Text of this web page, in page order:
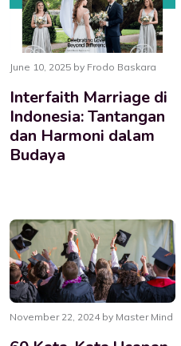
June 10, 2025 by Frodo Baskara
Interfaith Marriage di
Indonesia: Tantangan
dan Harmoni dalam
Budaya
November 22, 2024 by Master Mind